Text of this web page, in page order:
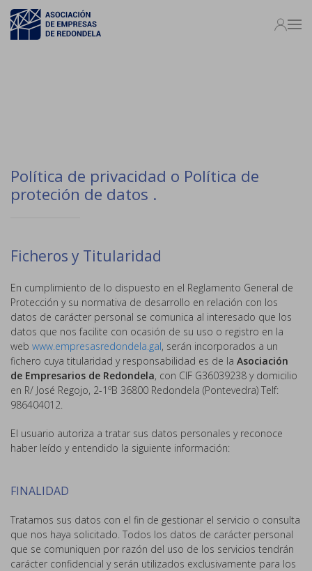
Política de privacidad o Política de
proteción de datos .
Ficheros y Titularidad
En cumplimiento de lo dispuesto en el Reglamento General de
Protección y su normativa de desarrollo en relación con los
datos de carácter personal se comunica al interesado que los
datos que nos facilite con ocasión de su uso o registro en la
web www.empresasredondela.gal, serán incorporados a un
fichero cuya titularidad y responsabilidad es de la Asociación
de Empresarios de Redondela, con CIF G36039238 y domicilio
en R/ José Regojo, 2-1ºB 36800 Redondela (Pontevedra) Telf:
986404012.
El usuario autoriza a tratar sus datos personales y reconoce
haber leído y entendido la siguiente información:
FINALIDAD
Tratamos sus datos con el fin de gestionar el servicio o consulta
que nos haya solicitado. Todos los datos de carácter personal
que se comuniquen por razón del uso de los servicios tendrán
carácter confidencial y serán utilizados exclusivamente para los